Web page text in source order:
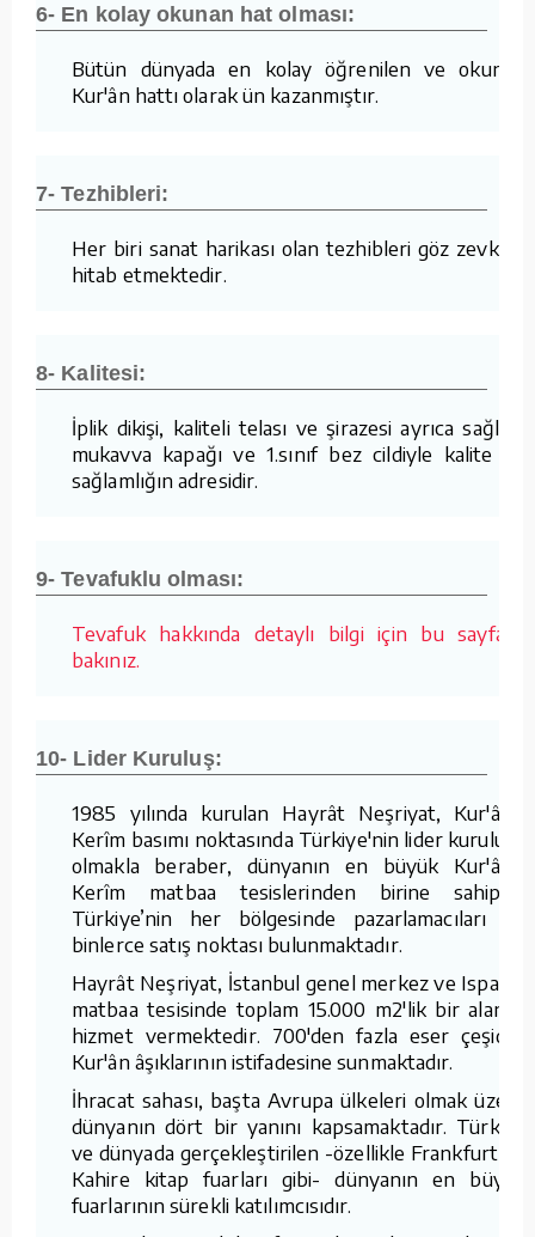
6- En kolay okunan hat olması:
Bütün dünyada en kolay öğrenilen ve okunan
Kur'ân hattı olarak ün kazanmıştır.
7- Tezhibleri:
Her biri sanat harikası olan tezhibleri göz zevkine
hitab etmektedir.
8- Kalitesi:
İplik dikişi, kaliteli telası ve şirazesi ayrıca sağlam
mukavva kapağı ve 1.sınıf bez cildiyle kalite ve
sağlamlığın adresidir.
9- Tevafuklu olması:
Tevafuk hakkında detaylı bilgi için bu sayfaya
bakınız.
10- Lider Kuruluş:
1985 yılında kurulan Hayrât Neşriyat, Kur'ân-ı
Kerîm basımı noktasında Türkiye'nin lider kuruluşu
olmakla beraber, dünyanın en büyük Kur'ân-ı
Kerîm matbaa tesislerinden birine sahiptir.
Türkiye’nin her bölgesinde pazarlamacıları ve
binlerce satış noktası bulunmaktadır.
Hayrât Neşriyat, İstanbul genel merkez ve Isparta
matbaa tesisinde toplam 15.000 m2'lik bir alanda
hizmet vermektedir. 700'den fazla eser çeşidini
Kur'ân âşıklarının istifadesine sunmaktadır.
İhracat sahası, başta Avrupa ülkeleri olmak üzere
dünyanın dört bir yanını kapsamaktadır. Türkiye
ve dünyada gerçekleştirilen -özellikle Frankfurt ve
Kahire kitap fuarları gibi- dünyanın en büyük
fuarlarının sürekli katılımcısıdır.